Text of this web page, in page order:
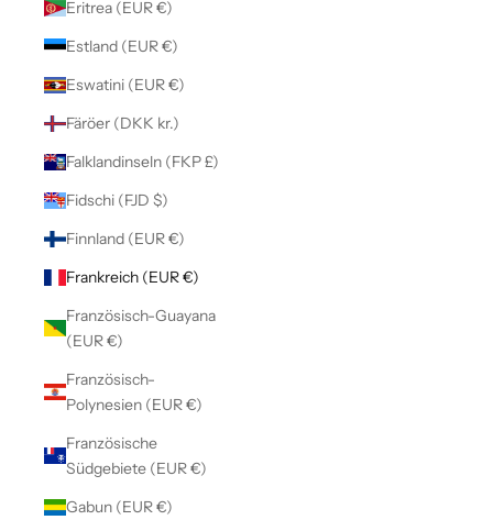
Eritrea (EUR €)
Estland (EUR €)
Eswatini (EUR €)
Färöer (DKK kr.)
Falklandinseln (FKP £)
Fidschi (FJD $)
Finnland (EUR €)
Frankreich (EUR €)
Französisch-Guayana
(EUR €)
Französisch-
Polynesien (EUR €)
Französische
Südgebiete (EUR €)
Gabun (EUR €)